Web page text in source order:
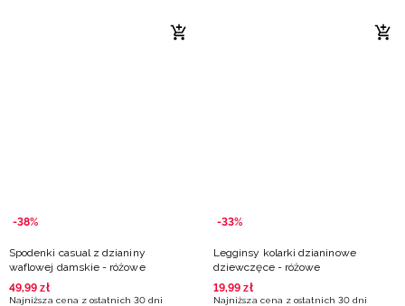
-38%
Spodenki casual z dzianiny
waflowej damskie - różowe
49,99 zł
Najniższa cena z ostatnich 30 dni
-33%
Legginsy kolarki dzianinowe
dziewczęce - różowe
19,99 zł
Najniższa cena z ostatnich 30 dni